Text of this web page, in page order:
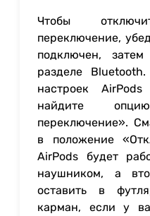
Чтобы
переключение,
подключен,
разделе
настроек
найдите опцию
переключение».
в положение
AirPods будет
наушником, а
оставить в
карман, если у